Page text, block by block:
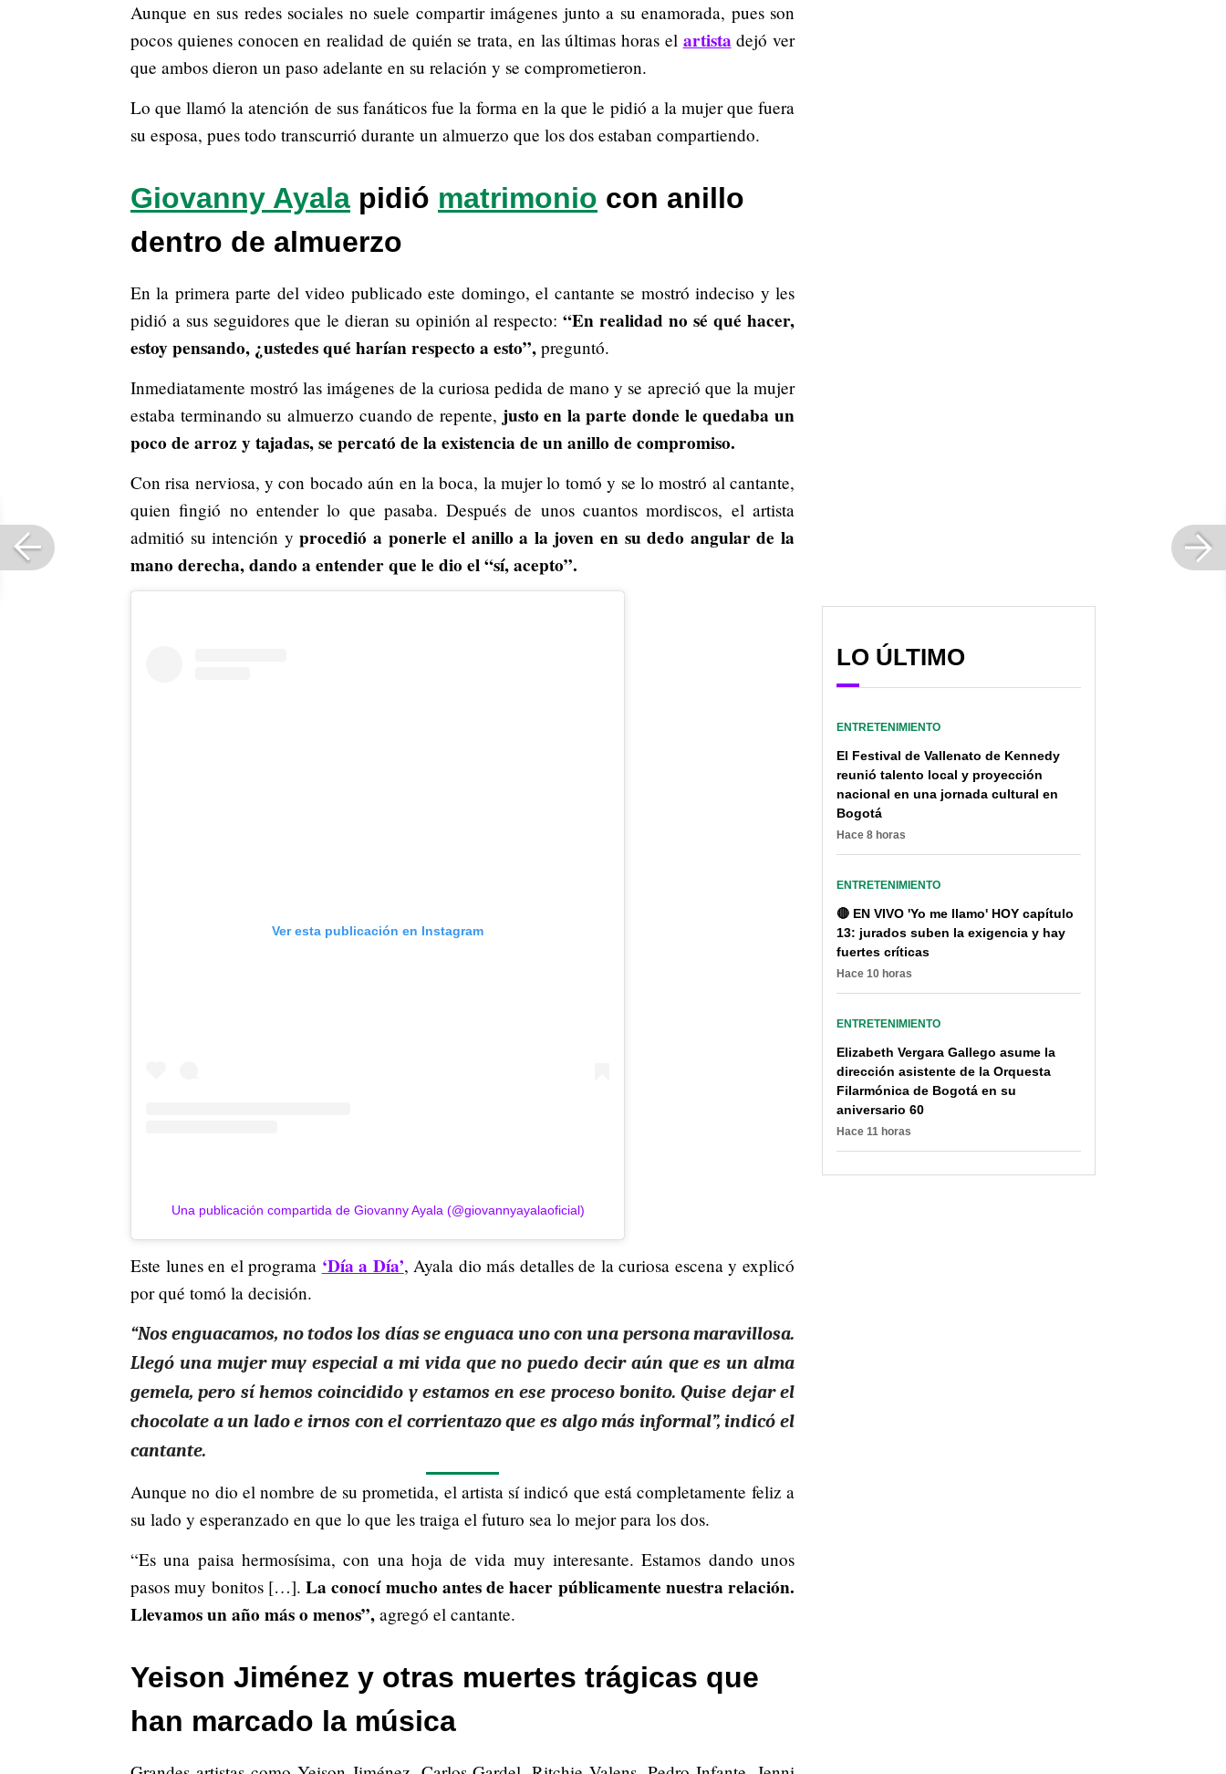
Aunque en sus redes sociales no suele compartir imágenes junto a su enamorada, pues son
pocos quienes conocen en realidad de quién se trata, en las últimas horas el artistadejó ver
que ambos dieron un paso adelante en su relación y se comprometieron.
Lo que llamó la atención de sus fanáticos fue la forma en la que le pidió a la mujer que fuera
su esposa, pues todo transcurrió durante un almuerzo que los dos estaban compartiendo.
Giovanny Ayala pidió matrimonio con anillo
dentro de almuerzo
En la primera parte del video publicado este domingo, el cantante se mostró indeciso y les
pidió a sus seguidores que le dieran su opinión al respecto:“En realidad no sé qué hacer,
estoy pensando, ¿ustedes qué harían respecto a esto”, preguntó.
Inmediatamente mostró las imágenes de la curiosa pedida de mano y se apreció que la mujer
estaba terminando su almuerzo cuando de repente, justo en la parte donde le quedaba un
poco de arroz y tajadas, se percató de la existencia de un anillo de compromiso.
Con risa nerviosa, y con bocado aún en la boca, la mujer lo tomó y se lo mostró al cantante,
quien fingió no entender lo que pasaba. Después de unos cuantos mordiscos, el artista
admitió su intención yprocedió a ponerle el anillo a la joven en su dedo angular de la
mano derecha, dando a entender que le dio el “sí, acepto”.
Ver esta publicación en Instagram
Una publicación compartida de Giovanny Ayala (@giovannyayalaoficial)
Este lunes en el programa ‘Día a Día’, Ayala dio más detalles de la curiosa escena y explicó
por qué tomó la decisión.
“Nos enguacamos, no todos los días se enguaca uno con una persona maravillosa.
Llegó una mujer muy especial a mi vida que no puedo decir aún que es un alma
gemela, pero sí hemos coincidido y estamos en ese proceso bonito. Quise dejar el
chocolate a un lado e irnos con el corrientazo que es algo más informal”, indicó el
cantante.
Aunque no dio el nombre de su prometida, el artista sí indicó que está completamente feliz a
su lado y esperanzado en que lo que les traiga el futuro sea lo mejor para los dos.
“Es una paisa hermosísima, con una hoja de vida muy interesante. Estamos dando unos
pasos muy bonitos […]. La conocí mucho antes de hacer públicamente nuestra relación.
Llevamos un año más o menos”, agregó el cantante.
Yeison Jiménez y otras muertes trágicas que
han marcado la música
LO ÚLTIMO
ENTRETENIMIENTO
El Festival de Vallenato de Kennedy
reunió talento local y proyección
nacional en una jornada cultural en
Bogotá
Hace 8 horas
ENTRETENIMIENTO
🔴 EN VIVO 'Yo me llamo' HOY capítulo
13: jurados suben la exigencia y hay
fuertes críticas
Hace 10 horas
ENTRETENIMIENTO
Elizabeth Vergara Gallego asume la
dirección asistente de la Orquesta
Filarmónica de Bogotá en su
aniversario 60
Hace 11 horas